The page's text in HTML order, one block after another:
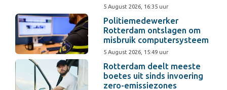
5 August 2026, 16:35 uur
Politiemedewerker
Rotterdam ontslagen om
misbruik computersysteem
5 August 2026, 15:49 uur
Rotterdam deelt meeste
boetes uit sinds invoering
zero-emissiezones